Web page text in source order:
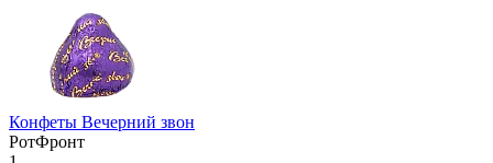
Конфеты Вечерний звон
РотФронт